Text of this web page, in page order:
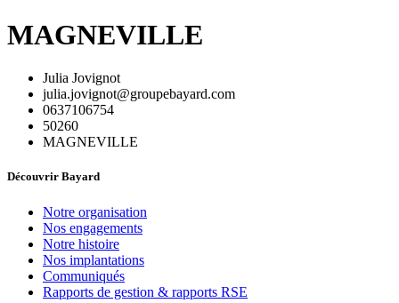
MAGNEVILLE
Julia Jovignot
julia.jovignot@groupebayard.com
0637106754
50260
MAGNEVILLE
Découvrir Bayard
Notre organisation
Nos engagements
Notre histoire
Nos implantations
Communiqués
Rapports de gestion & rapports RSE